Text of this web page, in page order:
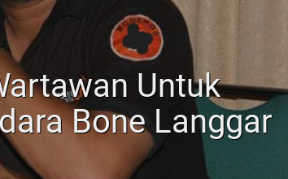
Untuk
Bone Langgar